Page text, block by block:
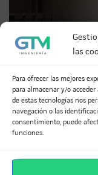
las
Para ofrecer las mejores
para almacenar y/o
de estas tecnologías nos
navegación o las
consentimiento, puede
funciones.
SI TE HA